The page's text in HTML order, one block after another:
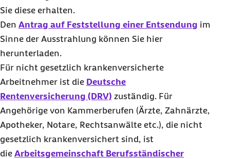
Sie diese erhalten.
Den Antrag auf Feststellung einer Entsendung im
Sinne der Ausstrahlung können Sie hier
herunterladen.
Für nicht gesetzlich krankenversicherte
Arbeitnehmer ist die Deutsche
Rentenversicherung (DRV) zuständig. Für
Angehörige von Kammerberufen (Ärzte, Zahnärzte,
Apotheker, Notare, Rechtsanwälte etc.), die nicht
gesetzlich krankenversichert sind, ist
die Arbeitsgemeinschaft Berufsständischer